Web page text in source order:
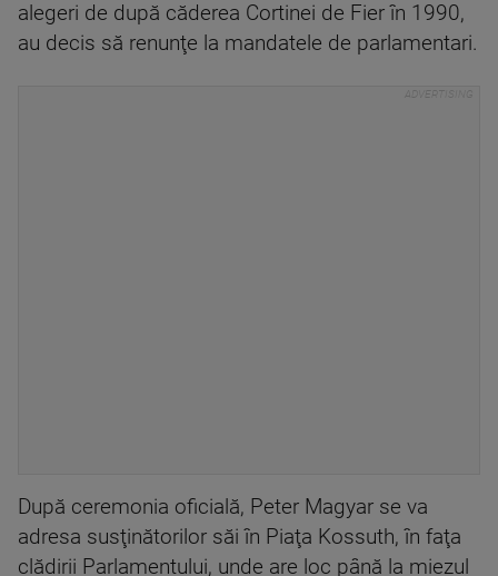
alegeri de după căderea Cortinei de Fier în 1990,
au decis să renunţe la mandatele de parlamentari.
După ceremonia oficială, Peter Magyar se va
adresa susţinătorilor săi în Piaţa Kossuth, în faţa
clădirii Parlamentului, unde are loc până la miezul